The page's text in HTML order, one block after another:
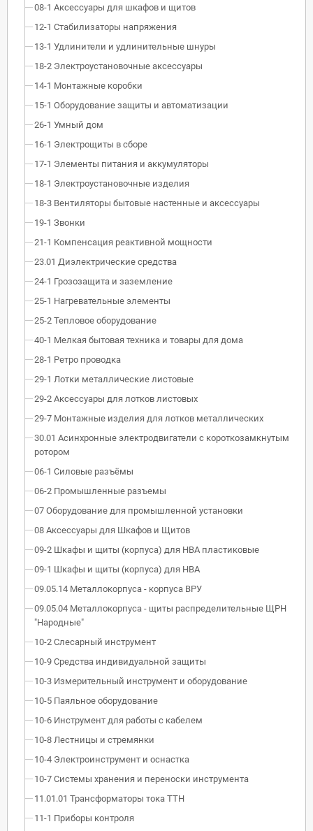
08-1 Аксессуары для шкафов и щитов
12-1 Стабилизаторы напряжения
13-1 Удлинители и удлинительные шнуры
18-2 Электроустановочные аксессуары
14-1 Монтажные коробки
15-1 Оборудование защиты и автоматизации
26-1 Умный дом
16-1 Электрощиты в сборе
17-1 Элементы питания и аккумуляторы
18-1 Электроустановочные изделия
18-3 Вентиляторы бытовые настенные и аксессуары
19-1 Звонки
21-1 Компенсация реактивной мощности
23.01 Диэлектрические средства
24-1 Грозозащита и заземление
25-1 Нагревательные элементы
25-2 Тепловое оборудование
40-1 Мелкая бытовая техника и товары для дома
28-1 Ретро проводка
29-1 Лотки металлические листовые
29-2 Аксессуары для лотков листовых
29-7 Монтажные изделия для лотков металлических
30.01 Асинхронные электродвигатели с короткозамкнутым
ротором
06-1 Силовые разъёмы
06-2 Промышленные разъемы
07 Оборудование для промышленной установки
08 Аксессуары для Шкафов и Щитов
09-2 Шкафы и щиты (корпуса) для НВА пластиковые
09-1 Шкафы и щиты (корпуса) для НВА
09.05.14 Металлокорпуса - корпуса ВРУ
09.05.04 Металлокорпуса - щиты распределительные ЩРН
"Народные"
10-2 Слесарный инструмент
10-9 Средства индивидуальной защиты
10-3 Измерительный инструмент и оборудование
10-5 Паяльное оборудование
10-6 Инструмент для работы с кабелем
10-8 Лестницы и стремянки
10-4 Электроинструмент и оснастка
10-7 Системы хранения и переноски инструмента
11.01.01 Трансформаторы тока ТТН
11-1 Приборы контроля